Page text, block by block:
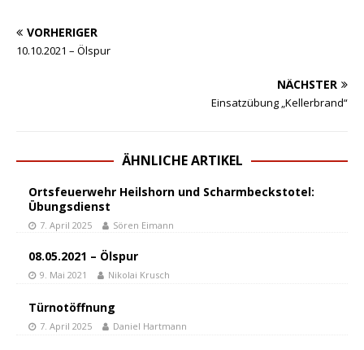
VORHERIGER
10.10.2021 – Ölspur
NÄCHSTER
Einsatzübung „Kellerbrand“
ÄHNLICHE ARTIKEL
Ortsfeuerwehr Heilshorn und Scharmbeckstotel:
Übungsdienst
7. April 2025 Sören Eimann
08.05.2021 – Ölspur
9. Mai 2021 Nikolai Krusch
Türnotöffnung
7. April 2025 Daniel Hartmann